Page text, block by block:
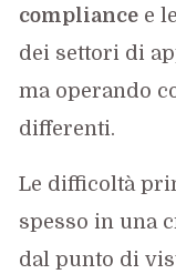
compliance e
dei settori di
ma operando
differenti.
Le difficoltà
spesso in una
dal punto di